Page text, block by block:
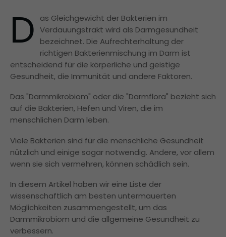
D
as Gleichgewicht der Bakterien im
Verdauungstrakt wird als Darmgesundheit
bezeichnet. Die Aufrechterhaltung der
richtigen Bakterienmischung im Darm ist
entscheidend für die körperliche und geistige
Gesundheit, die Immunität und andere Faktoren.
Das "Darmmikrobiom" oder die "Darmflora" bezieht sich
auf die Bakterien, Hefen und Viren, die im
menschlichen Darm leben.
Viele Bakterien sind für die menschliche Gesundheit
nützlich und einige sogar notwendig. Andere, vor allem
wenn sie sich vermehren, können schädlich sein.
In diesem Artikel haben wir eine Liste der
wissenschaftlich am besten untermauerten
Möglichkeiten zusammengestellt, um das
Darmmikrobiom und die allgemeine Gesundheit zu
verbessern.